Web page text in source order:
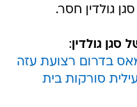
גולדין חסר.
סגן גולדין:
בדרום רצועת עזה
סורקות בית